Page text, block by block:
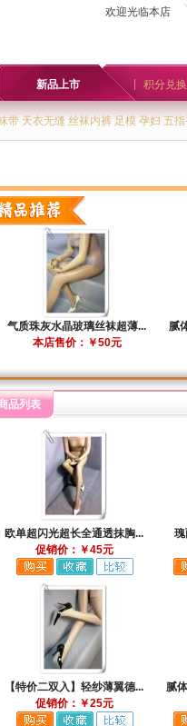
欢迎光临本店
新品上市 积分兑换
带 天衣无缝 丝袜内裤 足模 孕妇 五
气质珠灰水晶玻璃丝袜超薄...
本店售价：￥50元
腻
品列表
欧单超闪光超长全通透抹胸...
促销价：￥45元
【特价二双入】轻纱薄翼德...
促销价：￥25元
腻